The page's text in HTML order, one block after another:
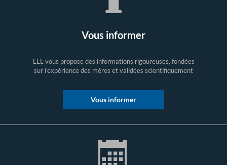
Vous informer
LLL vous propose des informations rigoureuses, fondées
sur l’expérience des mères et validées scientifiquement
Vous informer